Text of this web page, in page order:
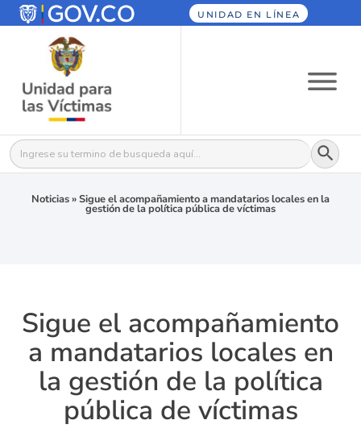
UNIDAD EN LÍNEA
Buscar: Botón
Noticias»Sigue el acompañamiento a mandatarios locales en la
gestión de la política pública de víctimas
Sigue el acompañamiento
a mandatarios locales en
la gestión de la política
pública de víctimas